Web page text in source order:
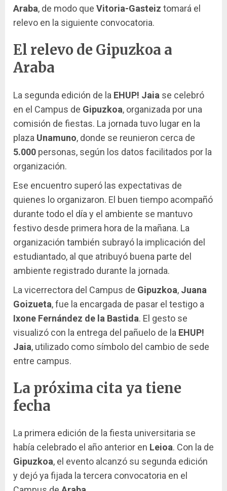
Araba, de modo que Vitoria-Gasteiz tomará el
relevo en la siguiente convocatoria.
El relevo de Gipuzkoa a
Araba
La segunda edición de la EHUP! Jaia se celebró
en el Campus de Gipuzkoa, organizada por una
comisión de fiestas. La jornada tuvo lugar en la
plaza Unamuno, donde se reunieron cerca de
5.000 personas, según los datos facilitados por la
organización.
Ese encuentro superó las expectativas de
quienes lo organizaron. El buen tiempo acompañó
durante todo el día y el ambiente se mantuvo
festivo desde primera hora de la mañana. La
organización también subrayó la implicación del
estudiantado, al que atribuyó buena parte del
ambiente registrado durante la jornada.
La vicerrectora del Campus de Gipuzkoa, Juana
Goizueta, fue la encargada de pasar el testigo a
Ixone Fernández de la Bastida. El gesto se
visualizó con la entrega del pañuelo de la EHUP!
Jaia, utilizado como símbolo del cambio de sede
entre campus.
La próxima cita ya tiene
fecha
La primera edición de la fiesta universitaria se
había celebrado el año anterior en Leioa. Con la de
Gipuzkoa, el evento alcanzó su segunda edición
y dejó ya fijada la tercera convocatoria en el